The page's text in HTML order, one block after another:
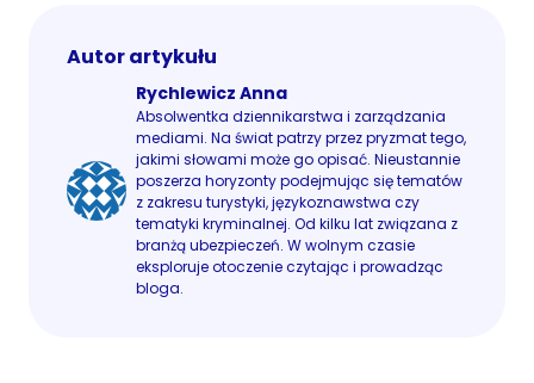
Autor artykułu
Rychlewicz Anna
Absolwentka dziennikarstwa i zarządzania
mediami. Na świat patrzy przez pryzmat tego,
jakimi słowami może go opisać. Nieustannie
poszerza horyzonty podejmując się tematów
z zakresu turystyki, językoznawstwa czy
tematyki kryminalnej. Od kilku lat związana z
branżą ubezpieczeń. W wolnym czasie
eksploruje otoczenie czytając i prowadząc
bloga.